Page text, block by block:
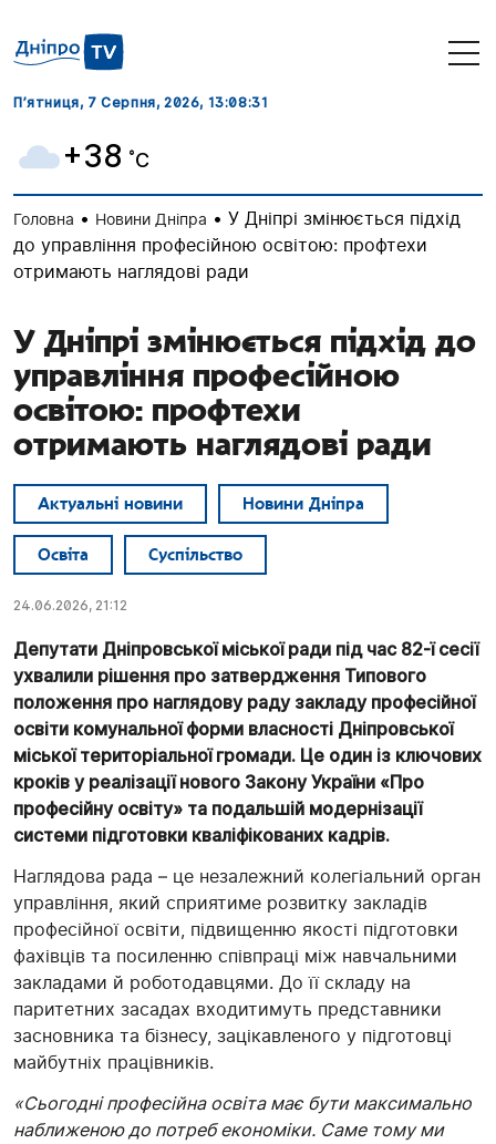
П’ятниця, 7 Серпня, 2026, 13:08:32
+38 ˚C
Головна • Новини Дніпра • У Дніпрі змінюється підхід
до управління професійною освітою: профтехи
отримають наглядові ради
У Дніпрі змінюється підхід до
управління професійною
освітою: профтехи
отримають наглядові ради
Актуальні новини Новини Дніпра
Освіта Суспільство
24.06.2026, 21:12
Депутати Дніпровської міської ради під час 82-ї сесії
ухвалили рішення про затвердження Типового
положення про наглядову раду закладу професійної
освіти комунальної форми власності Дніпровської
міської територіальної громади. Це один із ключових
кроків у реалізації нового Закону України «Про
професійну освіту» та подальшій модернізації
системи підготовки кваліфікованих кадрів.
Наглядова рада – це незалежний колегіальний орган
управління, який сприятиме розвитку закладів
професійної освіти, підвищенню якості підготовки
фахівців та посиленню співпраці між навчальними
закладами й роботодавцями. До її складу на
паритетних засадах входитимуть представники
засновника та бізнесу, зацікавленого у підготовці
майбутніх працівників.
«Сьогодні професійна освіта має бути максимально
наближеною до потреб економіки. Саме тому ми